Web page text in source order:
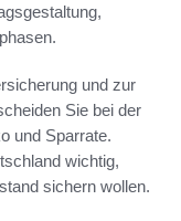
und zur
Sie bei der
und Sparrate.
wichtig,
sichern wollen.